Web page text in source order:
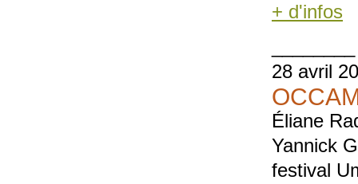
+ d'infos
28 avril
Éliane
Yannick
festival